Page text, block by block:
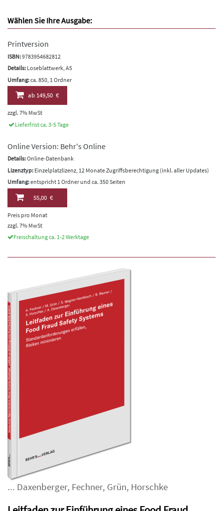
Wählen Sie Ihre Ausgabe:
Printversion
ISBN:9783954682812
Details: Loseblattwerk, A5
Umfang:ca. 850, 1 Ordner
ab149,50 €
zzgl. 7% MwSt
Lieferfrist ca. 3-5 Tage
Online Version: Behr's Online
Details:Online-Datenbank
Lizenztyp: Einzelplatzlizenz, 12 Monate Zugriffsberechtigung (inkl. aller Updates)
Umfang:entspricht 1 Ordner und ca. 350 Seiten
55,00 €
Preis pro Monat
zzgl. 7% MwSt
Freischaltung ca. 1-2 Werktage
... Daxenberger, Fechner, Grün, Horschke